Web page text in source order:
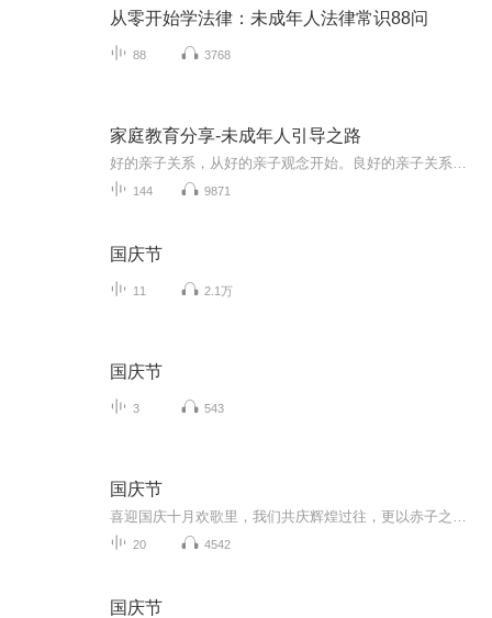
从零开始学法律：未成年人法律常识88问
88 3768
家庭教育分享-未成年人引导之路
144 9871
国庆节
11 2.1万
国庆节
3 543
国庆节
20 4542
国庆节